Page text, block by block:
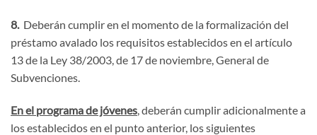
8. Deberán cumplir en el momento de la formalización del
préstamo avalado los requisitos establecidos en el artículo
13 de la Ley 38/2003, de 17 de noviembre, General de
Subvenciones.
En el programa de jóvenes , deberán cumplir adicionalmente a
los establecidos en el punto anterior, los siguientes